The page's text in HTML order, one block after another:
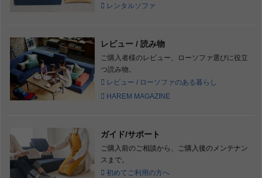
レンタルソファ
レビュー / 読み物
ご購入者様のレビュー、ローソファ選びに役立
つ読み物。
レビュー / ローソファのある暮らし
HAREM MAGAZINE
ガイド/サポート
ご購入前のご相談から、ご購入後のメンテナン
スまで。
初めてご利用の方へ